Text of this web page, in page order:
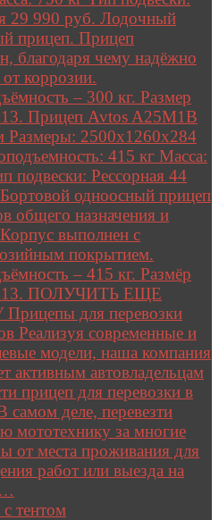
29 990 руб. Лодочный
прицеп. Прицеп
благодаря чему надёжно
коррозии.
– 300 кг. Размер
Прицеп Avtos A25M1B
Размеры: 2500х1260х284
415 кг Масса:
подвески: Рессорная 44
одноосный прицеп
общего назначения и
выполнен с
покрытием.
– 415 кг. Размёр
ПОЛУЧИТЬ ЕЩЕ
для перевозки
Реализуя современные и
модели, наша компания
активным автовладельцам
прицеп для перевозки в
самом деле, перевезти
мототехнику за многие
от места проживания для
работ или выезда на
тентом